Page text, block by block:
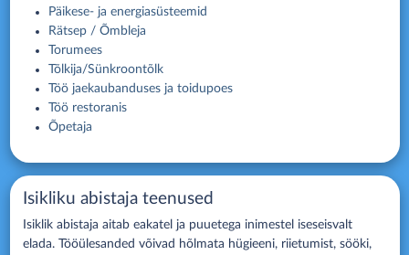
Päikese- ja energiasüsteemid
Rätsep / Õmbleja
Torumees
Tõlkija/Sünkroontõlk
Töö jaekaubanduses ja toidupoes
Töö restoranis
Õpetaja
Isikliku abistaja teenused
Isiklik abistaja aitab eakatel ja puuetega inimestel iseseisvalt
elada. Tööülesanded võivad hõlmata hügieeni, riietumist, sööki,